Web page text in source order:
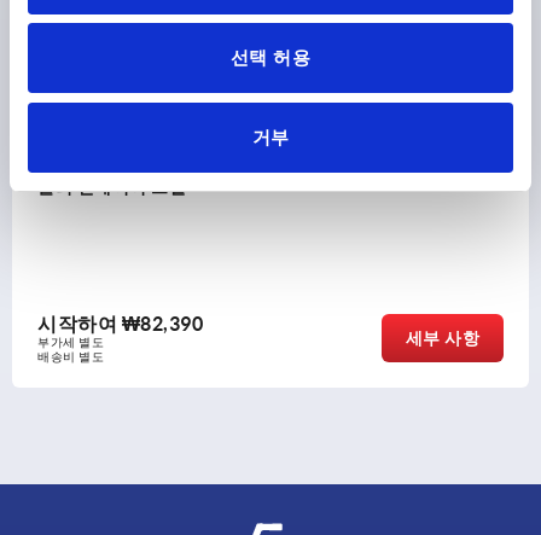
선택 허용
거부
스틸 롤러 컨베이
시작하여
부가세 별도
배송비 별도